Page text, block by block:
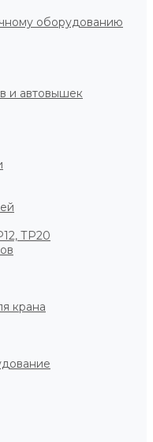
оборудованию
и автовышек
ТР20
крана